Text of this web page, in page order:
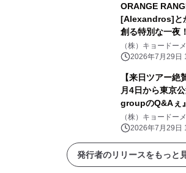
ORANGE
[Alexandros]と
創る特別な一夜
開！「
2026 presents
プルー」
（株）キョードー
2026年7月29日
【来日ツアー
月4日から東京
groupのQ&Aぇ
ト！』 スペシャ
8/1(土)13:35~ フ
の放送決定
（株）キョードー
2026年7月29日
発行者のリリースをもっと